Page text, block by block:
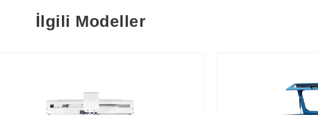
İlgili Modeller